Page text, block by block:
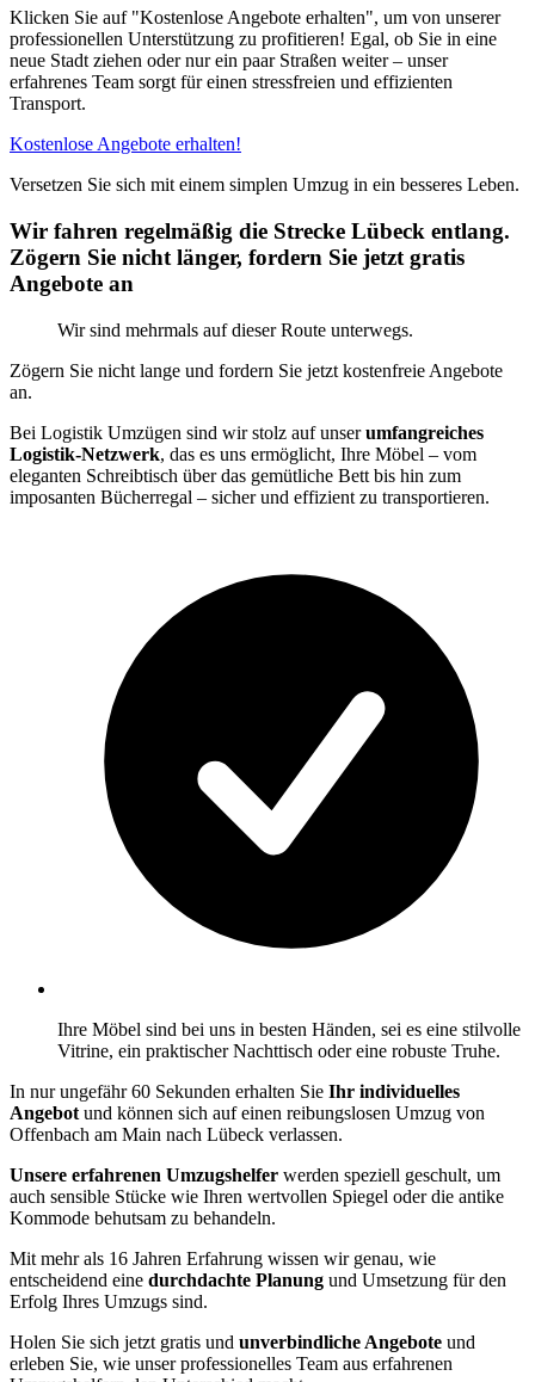
Klicken Sie auf "Kostenlose Angebote erhalten", um von unserer
professionellen Unterstützung zu profitieren! Egal, ob Sie in eine
neue Stadt ziehen oder nur ein paar Straßen weiter – unser
erfahrenes Team sorgt für einen stressfreien und effizienten
Transport.
Kostenlose Angebote erhalten!
Versetzen Sie sich mit einem simplen Umzug in ein besseres Leben.
Wir fahren regelmäßig die Strecke Lübeck entlang.
Zögern Sie nicht länger, fordern Sie jetzt gratis
Angebote an
Wir sind mehrmals auf dieser Route unterwegs.
Zögern Sie nicht lange und fordern Sie jetzt kostenfreie Angebote
an.
Bei Logistik Umzügen sind wir stolz auf unserumfangreiches
Logistik-Netzwerk, das es uns ermöglicht, Ihre Möbel – vom
eleganten Schreibtisch über das gemütliche Bett bis hin zum
imposanten Bücherregal – sicher und effizient zu transportieren.
Ihre Möbel sind bei uns in besten Händen, sei es eine stilvolle
Vitrine, ein praktischer Nachttisch oder eine robuste Truhe.
In nur ungefähr 60 Sekunden erhalten Sie Ihr individuelles
Angebot und können sich auf einen reibungslosen Umzug von
Offenbach am Main nach Lübeck verlassen.
Unsere erfahrenen Umzugshelfer werden speziell geschult, um
auch sensible Stücke wie Ihren wertvollen Spiegel oder die antike
Kommode behutsam zu behandeln.
Mit mehr als 16 Jahren Erfahrung wissen wir genau, wie
entscheidend eine durchdachte Planung und Umsetzung für den
Erfolg Ihres Umzugs sind.
Holen Sie sich jetzt gratis und unverbindliche Angebote und
erleben Sie, wie unser professionelles Team aus erfahrenen